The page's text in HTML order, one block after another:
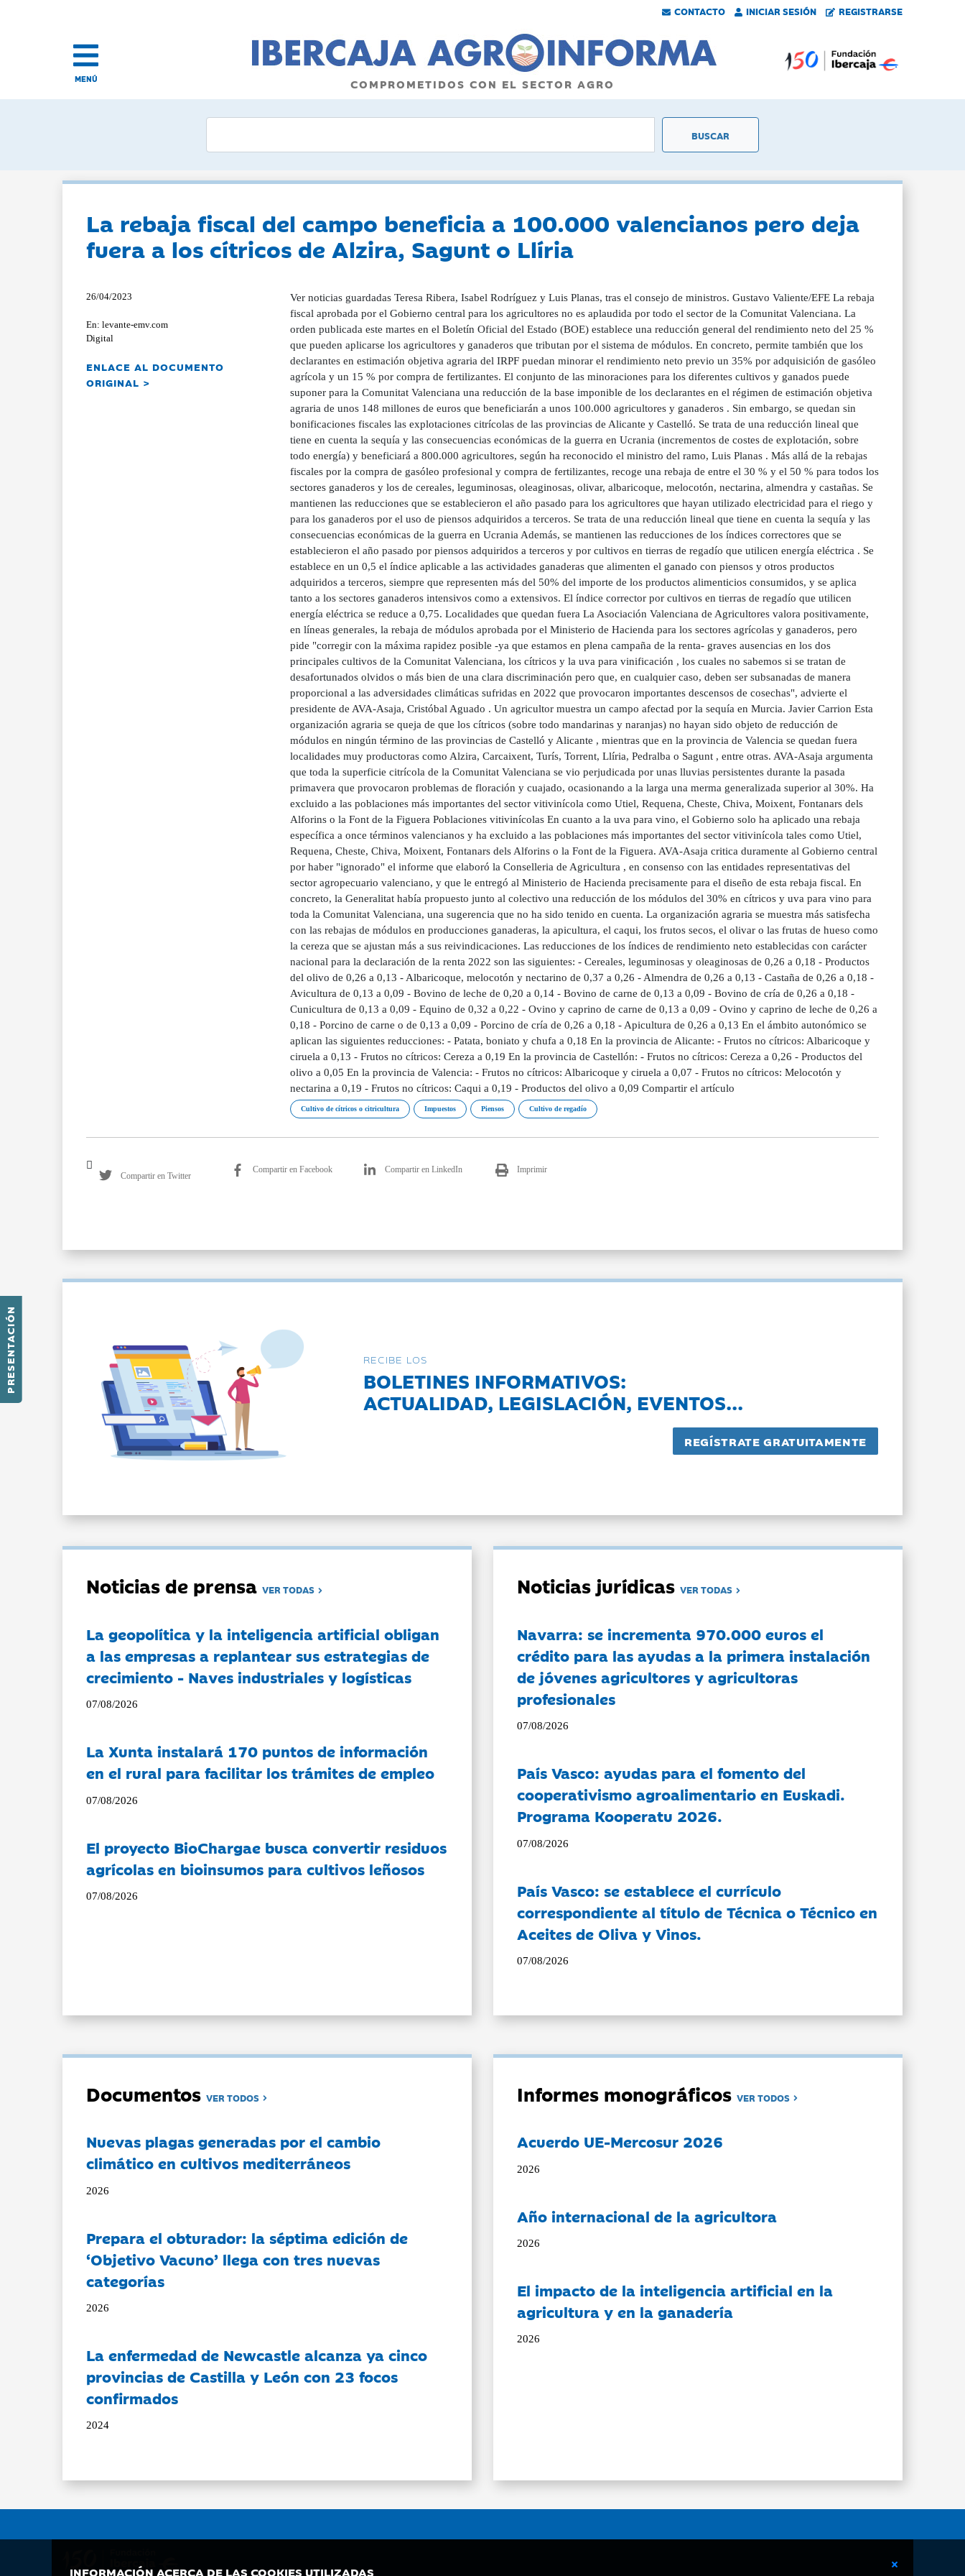
CONTACTO INICIAR SESIÓN REGISTRARSE
PRESENTACIÓN
MENÚ COMPROMETIDOS CON EL SECTOR AGRO
INFORMACIÓN ACERCA DE LAS COOKIES UTILIZADAS
La rebaja fiscal del campo beneficia a 100.000 valencianos pero deja
fuera a los cítricos de Alzira, Sagunt o Llíria
26/04/2023
En: levante-emv.com
Digital
ENLACE AL DOCUMENTO
ORIGINAL >
Ver noticias guardadas Teresa Ribera, Isabel Rodríguez y Luis Planas, tras el consejo de ministros. Gustavo Valiente/EFE La rebaja
fiscal aprobada por el Gobierno central para los agricultores no es aplaudida por todo el sector de la Comunitat Valenciana. La
orden publicada este martes en el Boletín Oficial del Estado (BOE) establece una reducción general del rendimiento neto del 25 %
que pueden aplicarse los agricultores y ganaderos que tributan por el sistema de módulos. En concreto, permite también que los
declarantes en estimación objetiva agraria del IRPF puedan minorar el rendimiento neto previo un 35% por adquisición de gasóleo
agrícola y un 15 % por compra de fertilizantes. El conjunto de las minoraciones para los diferentes cultivos y ganados puede
suponer para la Comunitat Valenciana una reducción de la base imponible de los declarantes en el régimen de estimación objetiva
agraria de unos 148 millones de euros que beneficiarán a unos 100.000 agricultores y ganaderos . Sin embargo, se quedan sin
bonificaciones fiscales las explotaciones citrícolas de las provincias de Alicante y Castelló. Se trata de una reducción lineal que
tiene en cuenta la sequía y las consecuencias económicas de la guerra en Ucrania (incrementos de costes de explotación, sobre
todo energía) y beneficiará a 800.000 agricultores, según ha reconocido el ministro del ramo, Luis Planas . Más allá de la rebajas
fiscales por la compra de gasóleo profesional y compra de fertilizantes, recoge una rebaja de entre el 30 % y el 50 % para todos los
sectores ganaderos y los de cereales, leguminosas, oleaginosas, olivar, albaricoque, melocotón, nectarina, almendra y castañas. Se
mantienen las reducciones que se establecieron el año pasado para los agricultores que hayan utilizado electricidad para el riego y
para los ganaderos por el uso de piensos adquiridos a terceros. Se trata de una reducción lineal que tiene en cuenta la sequía y las
consecuencias económicas de la guerra en Ucrania Además, se mantienen las reducciones de los índices correctores que se
establecieron el año pasado por piensos adquiridos a terceros y por cultivos en tierras de regadío que utilicen energía eléctrica . Se
establece en un 0,5 el índice aplicable a las actividades ganaderas que alimenten el ganado con piensos y otros productos
adquiridos a terceros, siempre que representen más del 50% del importe de los productos alimenticios consumidos, y se aplica
tanto a los sectores ganaderos intensivos como a extensivos. El índice corrector por cultivos en tierras de regadío que utilicen
energía eléctrica se reduce a 0,75. Localidades que quedan fuera La Asociación Valenciana de Agricultores valora positivamente,
en líneas generales, la rebaja de módulos aprobada por el Ministerio de Hacienda para los sectores agrícolas y ganaderos, pero
pide "corregir con la máxima rapidez posible -ya que estamos en plena campaña de la renta- graves ausencias en los dos
principales cultivos de la Comunitat Valenciana, los cítricos y la uva para vinificación , los cuales no sabemos si se tratan de
desafortunados olvidos o más bien de una clara discriminación pero que, en cualquier caso, deben ser subsanadas de manera
proporcional a las adversidades climáticas sufridas en 2022 que provocaron importantes descensos de cosechas", advierte el
presidente de AVA-Asaja, Cristóbal Aguado . Un agricultor muestra un campo afectad por la sequía en Murcia. Javier Carrion Esta
organización agraria se queja de que los cítricos (sobre todo mandarinas y naranjas) no hayan sido objeto de reducción de
módulos en ningún término de las provincias de Castelló y Alicante , mientras que en la provincia de Valencia se quedan fuera
localidades muy productoras como Alzira, Carcaixent, Turís, Torrent, Llíria, Pedralba o Sagunt , entre otras. AVA-Asaja argumenta
que toda la superficie citrícola de la Comunitat Valenciana se vio perjudicada por unas lluvias persistentes durante la pasada
primavera que provocaron problemas de floración y cuajado, ocasionando a la larga una merma generalizada superior al 30%. Ha
excluido a las poblaciones más importantes del sector vitivinícola como Utiel, Requena, Cheste, Chiva, Moixent, Fontanars dels
Alforins o la Font de la Figuera Poblaciones vitivinícolas En cuanto a la uva para vino, el Gobierno solo ha aplicado una rebaja
específica a once términos valencianos y ha excluido a las poblaciones más importantes del sector vitivinícola tales como Utiel,
Requena, Cheste, Chiva, Moixent, Fontanars dels Alforins o la Font de la Figuera. AVA-Asaja critica duramente al Gobierno central
por haber "ignorado" el informe que elaboró la Conselleria de Agricultura , en consenso con las entidades representativas del
sector agropecuario valenciano, y que le entregó al Ministerio de Hacienda precisamente para el diseño de esta rebaja fiscal. En
concreto, la Generalitat había propuesto junto al colectivo una reducción de los módulos del 30% en cítricos y uva para vino para
toda la Comunitat Valenciana, una sugerencia que no ha sido tenido en cuenta. La organización agraria se muestra más satisfecha
con las rebajas de módulos en producciones ganaderas, la apicultura, el caqui, los frutos secos, el olivar o las frutas de hueso como
la cereza que se ajustan más a sus reivindicaciones. Las reducciones de los índices de rendimiento neto establecidas con carácter
nacional para la declaración de la renta 2022 son las siguientes: - Cereales, leguminosas y oleaginosas de 0,26 a 0,18 - Productos
del olivo de 0,26 a 0,13 - Albaricoque, melocotón y nectarino de 0,37 a 0,26 - Almendra de 0,26 a 0,13 - Castaña de 0,26 a 0,18 -
Avicultura de 0,13 a 0,09 - Bovino de leche de 0,20 a 0,14 - Bovino de carne de 0,13 a 0,09 - Bovino de cría de 0,26 a 0,18 -
Cunicultura de 0,13 a 0,09 - Equino de 0,32 a 0,22 - Ovino y caprino de carne de 0,13 a 0,09 - Ovino y caprino de leche de 0,26 a
0,18 - Porcino de carne o de 0,13 a 0,09 - Porcino de cría de 0,26 a 0,18 - Apicultura de 0,26 a 0,13 En el ámbito autonómico se
aplican las siguientes reducciones: - Patata, boniato y chufa a 0,18 En la provincia de Alicante: - Frutos no cítricos: Albaricoque y
ciruela a 0,13 - Frutos no cítricos: Cereza a 0,19 En la provincia de Castellón: - Frutos no cítricos: Cereza a 0,26 - Productos del
olivo a 0,05 En la provincia de Valencia: - Frutos no cítricos: Albaricoque y ciruela a 0,07 - Frutos no cítricos: Melocotón y
nectarina a 0,19 - Frutos no cítricos: Caqui a 0,19 - Productos del olivo a 0,09 Compartir el artículo
Cultivo de cítricos o citricultura Impuestos Piensos Cultivo de regadío
Compartir en Twitter
Compartir en Facebook Compartir en LinkedIn Imprimir
RECIBE LOS
BOLETINES INFORMATIVOS:
ACTUALIDAD, LEGISLACIÓN, EVENTOS...
Noticias de prensaVER TODAS
La geopolítica y la inteligencia artificial obligan
a las empresas a replantear sus estrategias de
crecimiento - Naves industriales y logísticas
07/08/2026
La Xunta instalará 170 puntos de información
en el rural para facilitar los trámites de empleo
07/08/2026
El proyecto BioChargae busca convertir residuos
agrícolas en bioinsumos para cultivos leñosos
07/08/2026
Noticias jurídicasVER TODAS
Navarra: se incrementa 970.000 euros el
crédito para las ayudas a la primera instalación
de jóvenes agricultores y agricultoras
profesionales
07/08/2026
País Vasco: ayudas para el fomento del
cooperativismo agroalimentario en Euskadi.
Programa Kooperatu 2026.
07/08/2026
País Vasco: se establece el currículo
correspondiente al título de Técnica o Técnico en
Aceites de Oliva y Vinos.
07/08/2026
DocumentosVER TODOS
Nuevas plagas generadas por el cambio
climático en cultivos mediterráneos
2026
Prepara el obturador: la séptima edición de
‘Objetivo Vacuno’ llega con tres nuevas
categorías
2026
La enfermedad de Newcastle alcanza ya cinco
provincias de Castilla y León con 23 focos
confirmados
2024
Informes monográficosVER TODOS
Acuerdo UE-Mercosur 2026
2026
Año internacional de la agricultora
2026
El impacto de la inteligencia artificial en la
agricultura y en la ganadería
2026